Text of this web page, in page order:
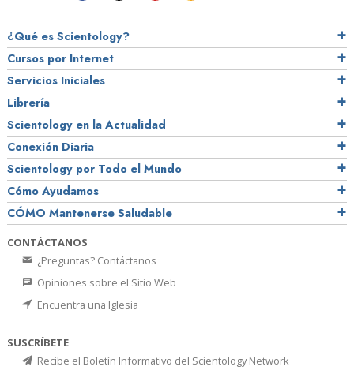
¿Qué es Scientology?
Cursos por Internet
Servicios Iniciales
Librería
Scientology en la Actualidad
Conexión Diaria
Scientology por Todo el Mundo
Cómo Ayudamos
CÓMO Mantenerse Saludable
CONTÁCTANOS
¿Preguntas? Contáctanos
Opiniones sobre el Sitio Web
Encuentra una Iglesia
SUSCRÍBETE
Recibe el Boletín Informativo del Scientology Network